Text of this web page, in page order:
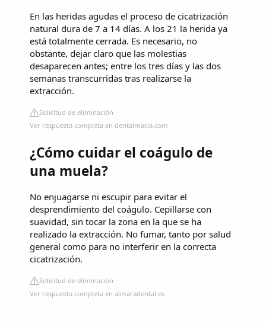
En las heridas agudas el proceso de cicatrización
natural dura de 7 a 14 días. A los 21 la herida ya
está totalmente cerrada. Es necesario, no
obstante, dejar claro que las molestias
desaparecen antes; entre los tres días y las dos
semanas transcurridas tras realizarse la
extracción.
Solicitud de eliminación
Ver respuesta completa en dentalmacia.com
¿Cómo cuidar el coágulo de
una muela?
No enjuagarse ni escupir para evitar el
desprendimiento del coágulo. Cepillarse con
suavidad, sin tocar la zona en la que se ha
realizado la extracción. No fumar, tanto por salud
general como para no interferir en la correcta
cicatrización.
Solicitud de eliminación
Ver respuesta completa en almaradental.es